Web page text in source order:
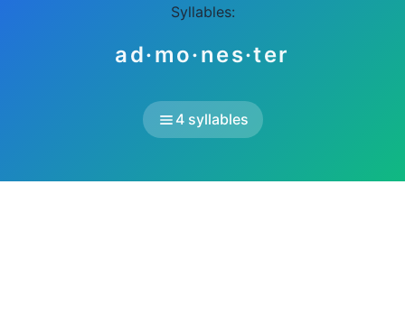
Syllables:
ad·mo·nes·ter
4 syllables